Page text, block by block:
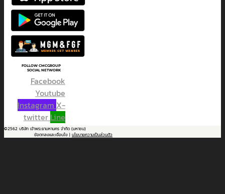
FOLLOW CMCGROUP
SOCIAL NETWORK
Facebook
Youtube
Instagram X-
twitter Line
©2562 บริษัท เจ้าพระยามหานคร จำกัด (มหาชน)
ข้อตกลงและเงื่อนไข | นโยบายความเป็นส่วนตัว